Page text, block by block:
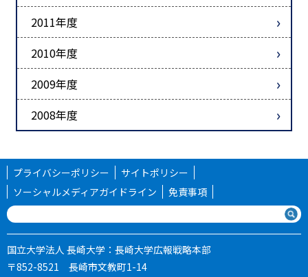
2011年度
2010年度
2009年度
2008年度
プライバシーポリシー
サイトポリシー
ソーシャルメディアガイドライン
免責事項
国立大学法人 長崎大学：長崎大学広報戦略本部
〒852-8521 長崎市文教町1-14